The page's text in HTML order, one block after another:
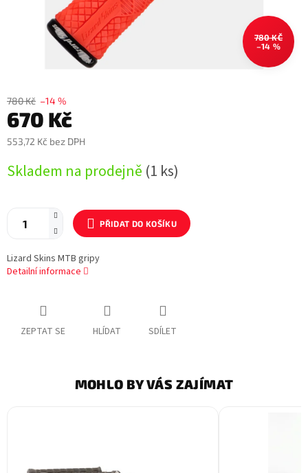
780 KČ
–14 %
780 Kč –14 %
670 Kč
553,72 Kč bez DPH
cena:
Skladem na prodejně (1 ks)
PŘIDAT DO KOŠÍKU
Lizard Skins MTB gripy
Detailní informace
ZEPTAT SE HLÍDAT SDÍLET
MOHLO BY VÁS ZAJÍMAT